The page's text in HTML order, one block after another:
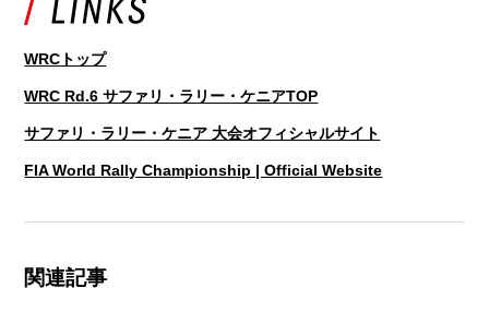
WRCトップ
WRC Rd.6 サファリ・ラリー・ケニアTOP
サファリ・ラリー・ケニア 大会オフィシャルサイト
FIA World Rally Championship | Official Website
関連記事